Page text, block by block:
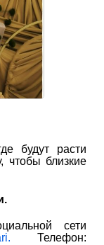
будут расти
чтобы близкие
сети
Телефон: